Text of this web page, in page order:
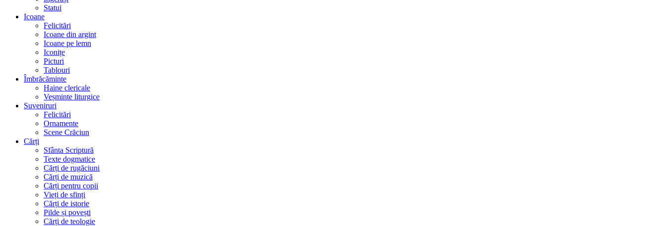
Statui
Icoane
Felicitări
Icoane din argint
Icoane pe lemn
Iconițe
Picturi
Tablouri
Îmbrăcăminte
Haine clericale
Veșminte liturgice
Suveniruri
Felicitări
Ornamente
Scene Crăciun
Cărți
Sfânta Scriptură
Texte dogmatice
Cărți de rugăciuni
Cărți de muzică
Cărți pentru copii
Vieți de sfinți
Cărți de istorie
Pilde și povești
Cărți de teologie